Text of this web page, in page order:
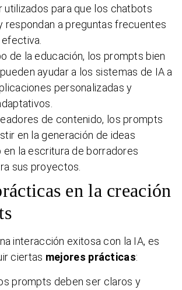
utilizados para que los chatbots
respondan a preguntas frecuentes
de la educación, los prompts bien
ayudar a los sistemas de IA a
personalizadas y
de contenido, los prompts
en la generación de ideas
en la escritura de borradores
sus proyectos.
en la creación
interacción exitosa con la IA, es
ciertas mejores prácticas:
prompts deben ser claros y